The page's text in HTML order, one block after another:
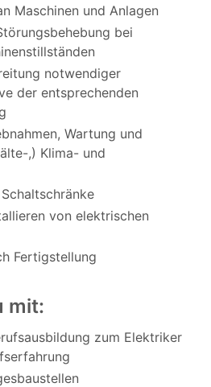
Maschinen und Anlagen
bei
notwendiger
der entsprechenden
Wartung und
,) Klima- und
von elektrischen
Fertigstellung
mit:
zum Elektriker